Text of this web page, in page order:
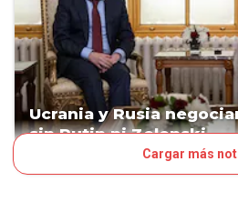
Ucrania y Rusia
sin Putin ni Zelenski
Cargar más